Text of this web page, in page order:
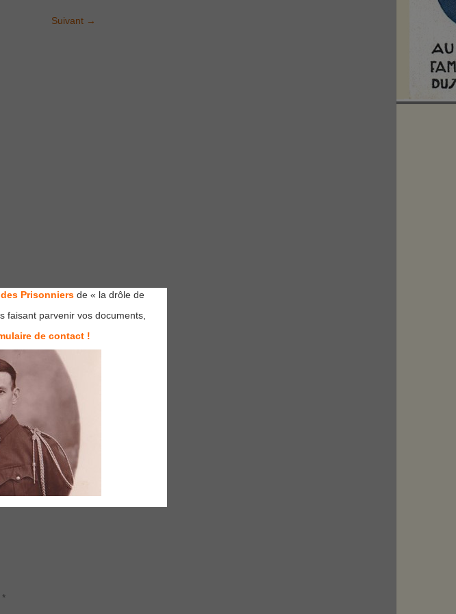
Suivant →
*
Prisonniers de « la drôle de
faisant parvenir vos documents,
de contact !